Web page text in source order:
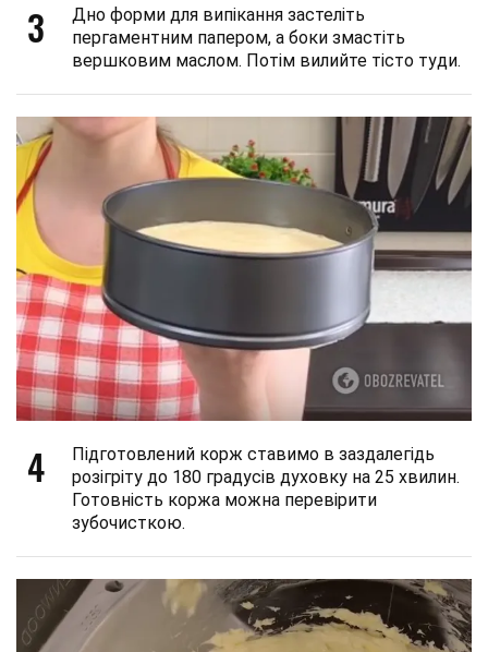
3
Дно форми для випікання застеліть
пергаментним папером, а боки змастіть
вершковим маслом. Потім вилийте тісто туди.
4
Підготовлений корж ставимо в заздалегідь
розігріту до 180 градусів духовку на 25 хвилин.
Готовність коржа можна перевірити
зубочисткою.